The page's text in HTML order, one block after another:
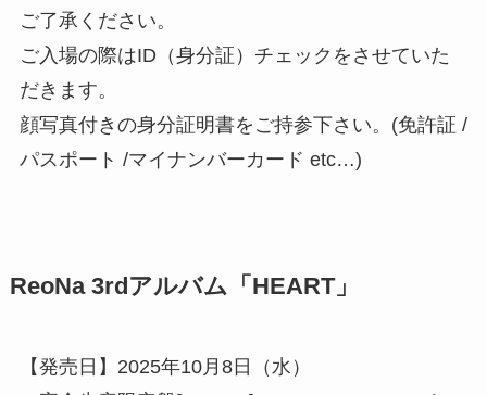
ご了承ください。
ご入場の際はID（身分証）チェックをさせていた
だきます。
顔写真付きの身分証明書をご持参下さい。(免許証 /
パスポート /マイナンバーカード etc…)
ReoNa 3rdアルバム「HEART」
【発売日】2025年10月8日（水）